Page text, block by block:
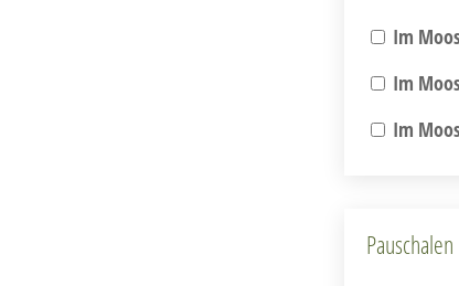
Im
Im
Im
Pauschalen